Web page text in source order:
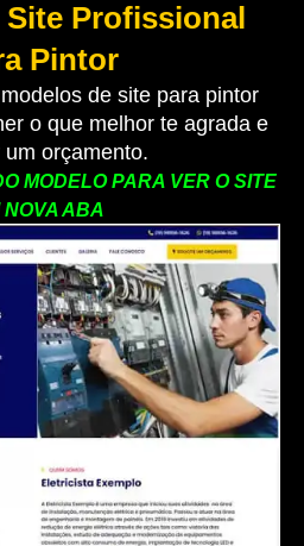
Profissional
Pintor
de site para pintor
o que melhor te agrada e
orçamento.
MODELO PARA VER O SITE
NOVA ABA